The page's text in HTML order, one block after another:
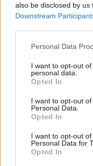
also be disclosed by
Downstream
Personal Data
I want to opt-out
personal data.
Opted In
I want to opt-out
Personal Data.
Opted In
I want to opt-out
Personal Data for
Opted In
LE